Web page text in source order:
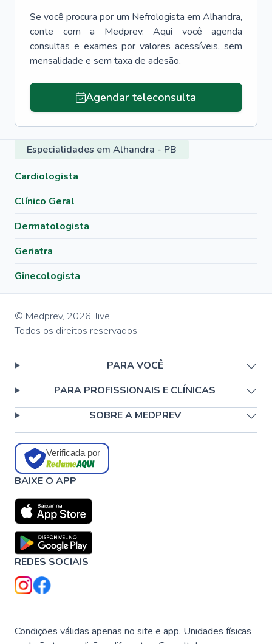
Se você procura por um Nefrologista em Alhandra,
conte com a Medprev. Aqui você agenda
consultas e exames por valores acessíveis, sem
mensalidade e sem taxa de adesão.
Agendar teleconsulta
Especialidades em Alhandra - PB
Cardiologista
Clínico Geral
Dermatologista
Geriatra
Ginecologista
© Medprev, 2026, live
Todos os direitos reservados
PARA VOCÊ
PARA PROFISSIONAIS E CLÍNICAS
SOBRE A MEDPREV
Verificada por
BAIXE O APP
REDES SOCIAIS
Condições válidas apenas no site e app. Unidades físicas